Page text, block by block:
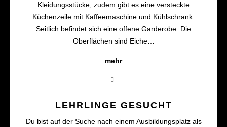
Kleidungsstücke, zudem gibt es eine versteckte
Küchenzeile mit Kaffeemaschine und Kühlschrank.
Seitlich befindet sich eine offene Garderobe. Die
Oberflächen sind Eiche…
mehr
LEHRLINGE GESUCHT
Du bist auf der Suche nach einem Ausbildungsplatz als